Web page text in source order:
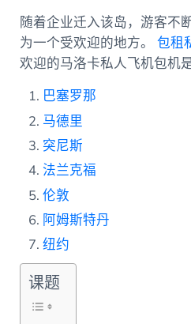
随着企业迁入该岛，游客不
为一个受欢迎的地方。 包租
欢迎的马洛卡私人飞机包机是
巴塞罗那
马德里
突尼斯
法兰克福
伦敦
阿姆斯特丹
纽约
课题